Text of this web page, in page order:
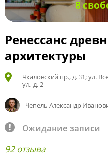
8
Ренессанс
архитектуры
Чкаловский пр., д. 31; ул.
ул., д. 2
Чепель Александр
Ожидание записи
92 отзыва